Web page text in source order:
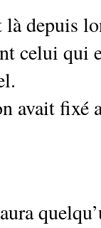
depuis
celui qui
avait fixé